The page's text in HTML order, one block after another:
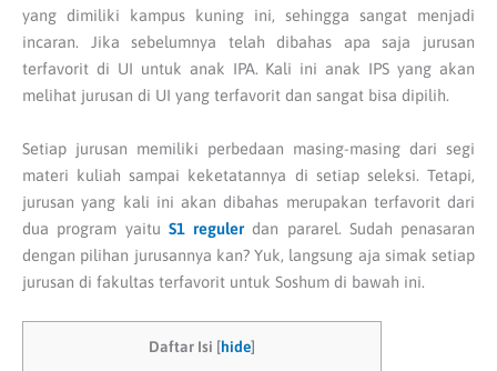
yang dimiliki kampus kuning ini, sehingga sangat menjadi
incaran. Jika sebelumnya telah dibahas apa saja jurusan
terfavorit di UI untuk anak IPA. Kali ini anak IPS yang akan
melihat jurusan di UI yang terfavorit dan sangat bisa dipilih.
Setiap jurusan memiliki perbedaan masing-masing dari segi
materi kuliah sampai keketatannya di setiap seleksi. Tetapi,
jurusan yang kali ini akan dibahas merupakan terfavorit dari
dua program yaitu S1 reguler dan pararel. Sudah penasaran
dengan pilihan jurusannya kan? Yuk, langsung aja simak setiap
jurusan di fakultas terfavorit untuk Soshum di bawah ini.
Daftar Isi [hide]